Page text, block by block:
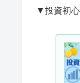
▼投資初心